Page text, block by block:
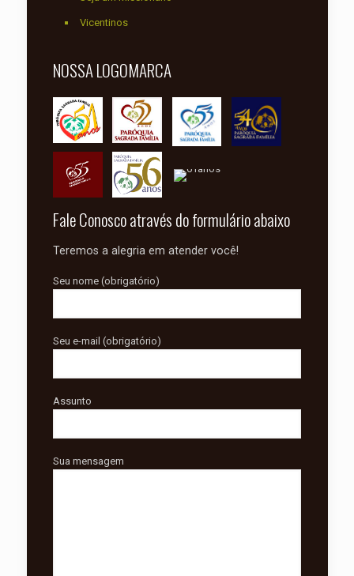
Vicentinos
NOSSA LOGOMARCA
Fale Conosco através do formulário abaixo
Teremos a alegria em atender você!
Seu nome (obrigatório)
Seu e-mail (obrigatório)
Assunto
Sua mensagem